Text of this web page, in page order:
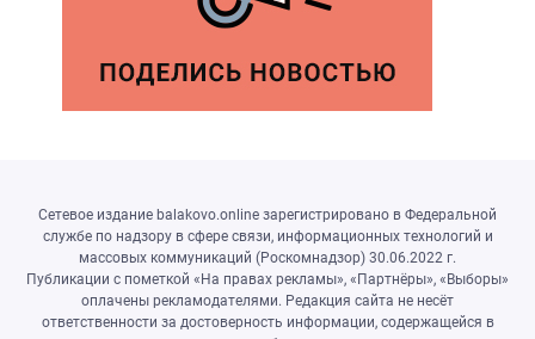
Сетевое издание balakovo.online зарегистрировано в Федеральной
службе по надзору в сфере связи, информационных технологий и
массовых коммуникаций (Роскомнадзор) 30.06.2022 г.
Публикации с пометкой «На правах рекламы», «Партнёры», «Выборы»
оплачены рекламодателями. Редакция сайта не несёт
ответственности за достоверность информации, содержащейся в